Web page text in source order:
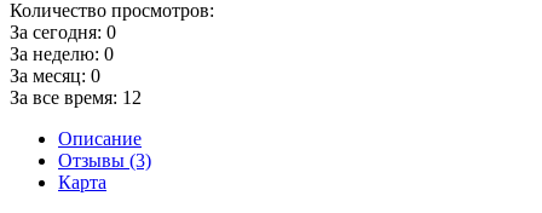
Количество просмотров:
За сегодня: 0
За неделю: 0
За месяц: 0
За все время: 12
Описание
Отзывы (3)
Карта